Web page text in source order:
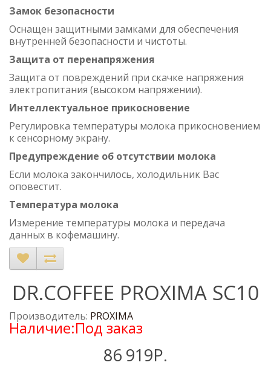
Замок безопасности
Оснащен защитными замками для обеспечения
внутренней безопасности и чистоты.
Защита от перенапряжения
Защита от повреждений при скачке напряжения
электропитания (высоком напряжении).
Интеллектуальное прикосновение
Регулировка температуры молока прикосновением
к сенсорному экрану.
Предупреждение об отсутствии молока
Если молока закончилось, холодильник Вас
оповестит.
Температура молока
Измерение температуры молока и передача
данных в кофемашину.
DR.COFFEE PROXIMA SC10
Производитель: PROXIMA
Наличие:Под заказ
86 919Р.